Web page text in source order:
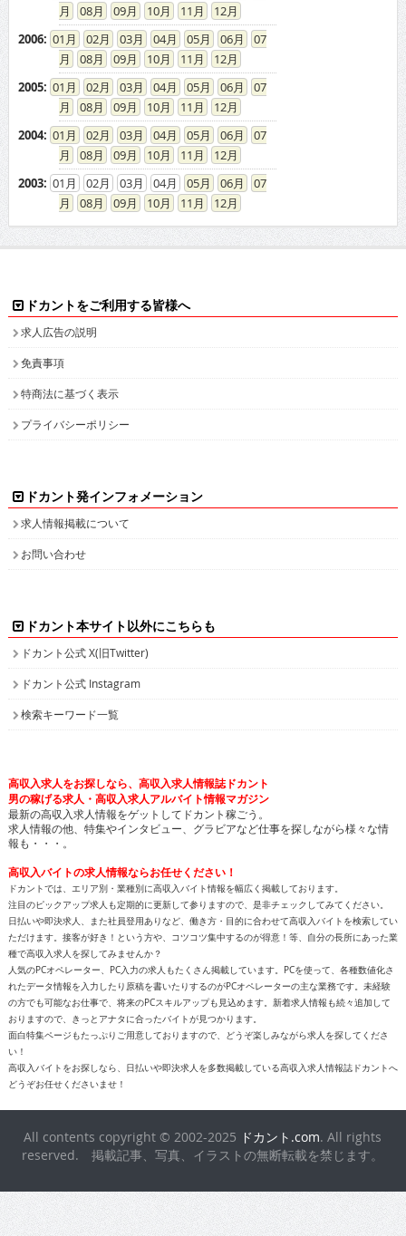
08
09 10 11
12
2006: 01 02 03 04 05 06
07
08
09 10 11
12
2005: 01 02 03 04 05 06
07
08
09 10 11
12
2004: 01 02 03 04 05 06
07
08
09 10 11
12
2003: 01 02 03 04 05 06
07
08
09 10 11 12
ドカントをご利用する皆様へ
求人広告の説明
免責事項
特商法に基づく表示
プライバシーポリシー
ドカント発インフォメーション
求人情報掲載について
お問い合わせ
ドカント本サイト以外にこちらも
ドカント公式 X(旧Twitter)
ドカント公式 Instagram
検索キーワード一覧
高収入求人をお探しなら、高収入求人情報誌ドカント
男の稼げる求人・高収入求人アルバイト情報マガジン
最新の高収入求人情報をゲットしてドカント稼ごう。
求人情報の他、特集やインタビュー、グラビアなど仕事を探しながら様々な情
報も・・・。
高収入バイトの求人情報ならお任せください！
ドカントでは、エリア別・業種別に高収入バイト情報を幅広く掲載しております。
注目のピックアップ求人も定期的に更新して参りますので、是非チェックしてみてください。
日払いや即決求人、また社員登用ありなど、働き方・目的に合わせて高収入バイトを検索してい
ただけます。接客が好き！という方や、コツコツ集中するのが得意！等、自分の長所にあった業
種で高収入求人を探してみませんか？
人気のPCオペレーター、PC入力の求人もたくさん掲載しています。PCを使って、各種数値化さ
れたデータ情報を入力したり原稿を書いたりするのがPCオペレーターの主な業務です。未経験
の方でも可能なお仕事で、将来のPCスキルアップも見込めます。新着求人情報も続々追加して
おりますので、きっとアナタに合ったバイトが見つかります。
面白特集ページもたっぷりご用意しておりますので、どうぞ楽しみながら求人を探してくださ
い！
高収入バイトをお探しなら、日払いや即決求人を多数掲載している高収入求人情報誌ドカントへ
どうぞお任せくださいませ！
All contents copyright © 2002-2025 ドカント.com. All rights
reserved. 掲載記事、写真、イラストの無断転載を禁じます。